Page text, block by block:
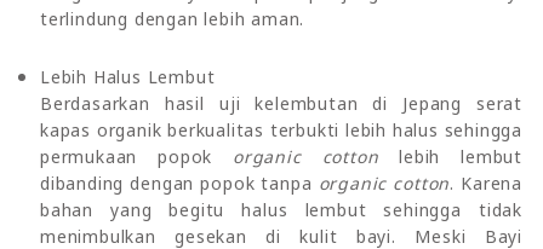
terlindung dengan lebih aman.
Lebih Halus Lembut
Berdasarkan hasil uji kelembutan di Jepang serat
kapas organik berkualitas terbukti lebih halus sehingga
permukaan popok organic cotton lebih lembut
dibanding dengan popok tanpa organic cotton. Karena
bahan yang begitu halus lembut sehingga tidak
menimbulkan gesekan di kulit bayi. Meski Bayi